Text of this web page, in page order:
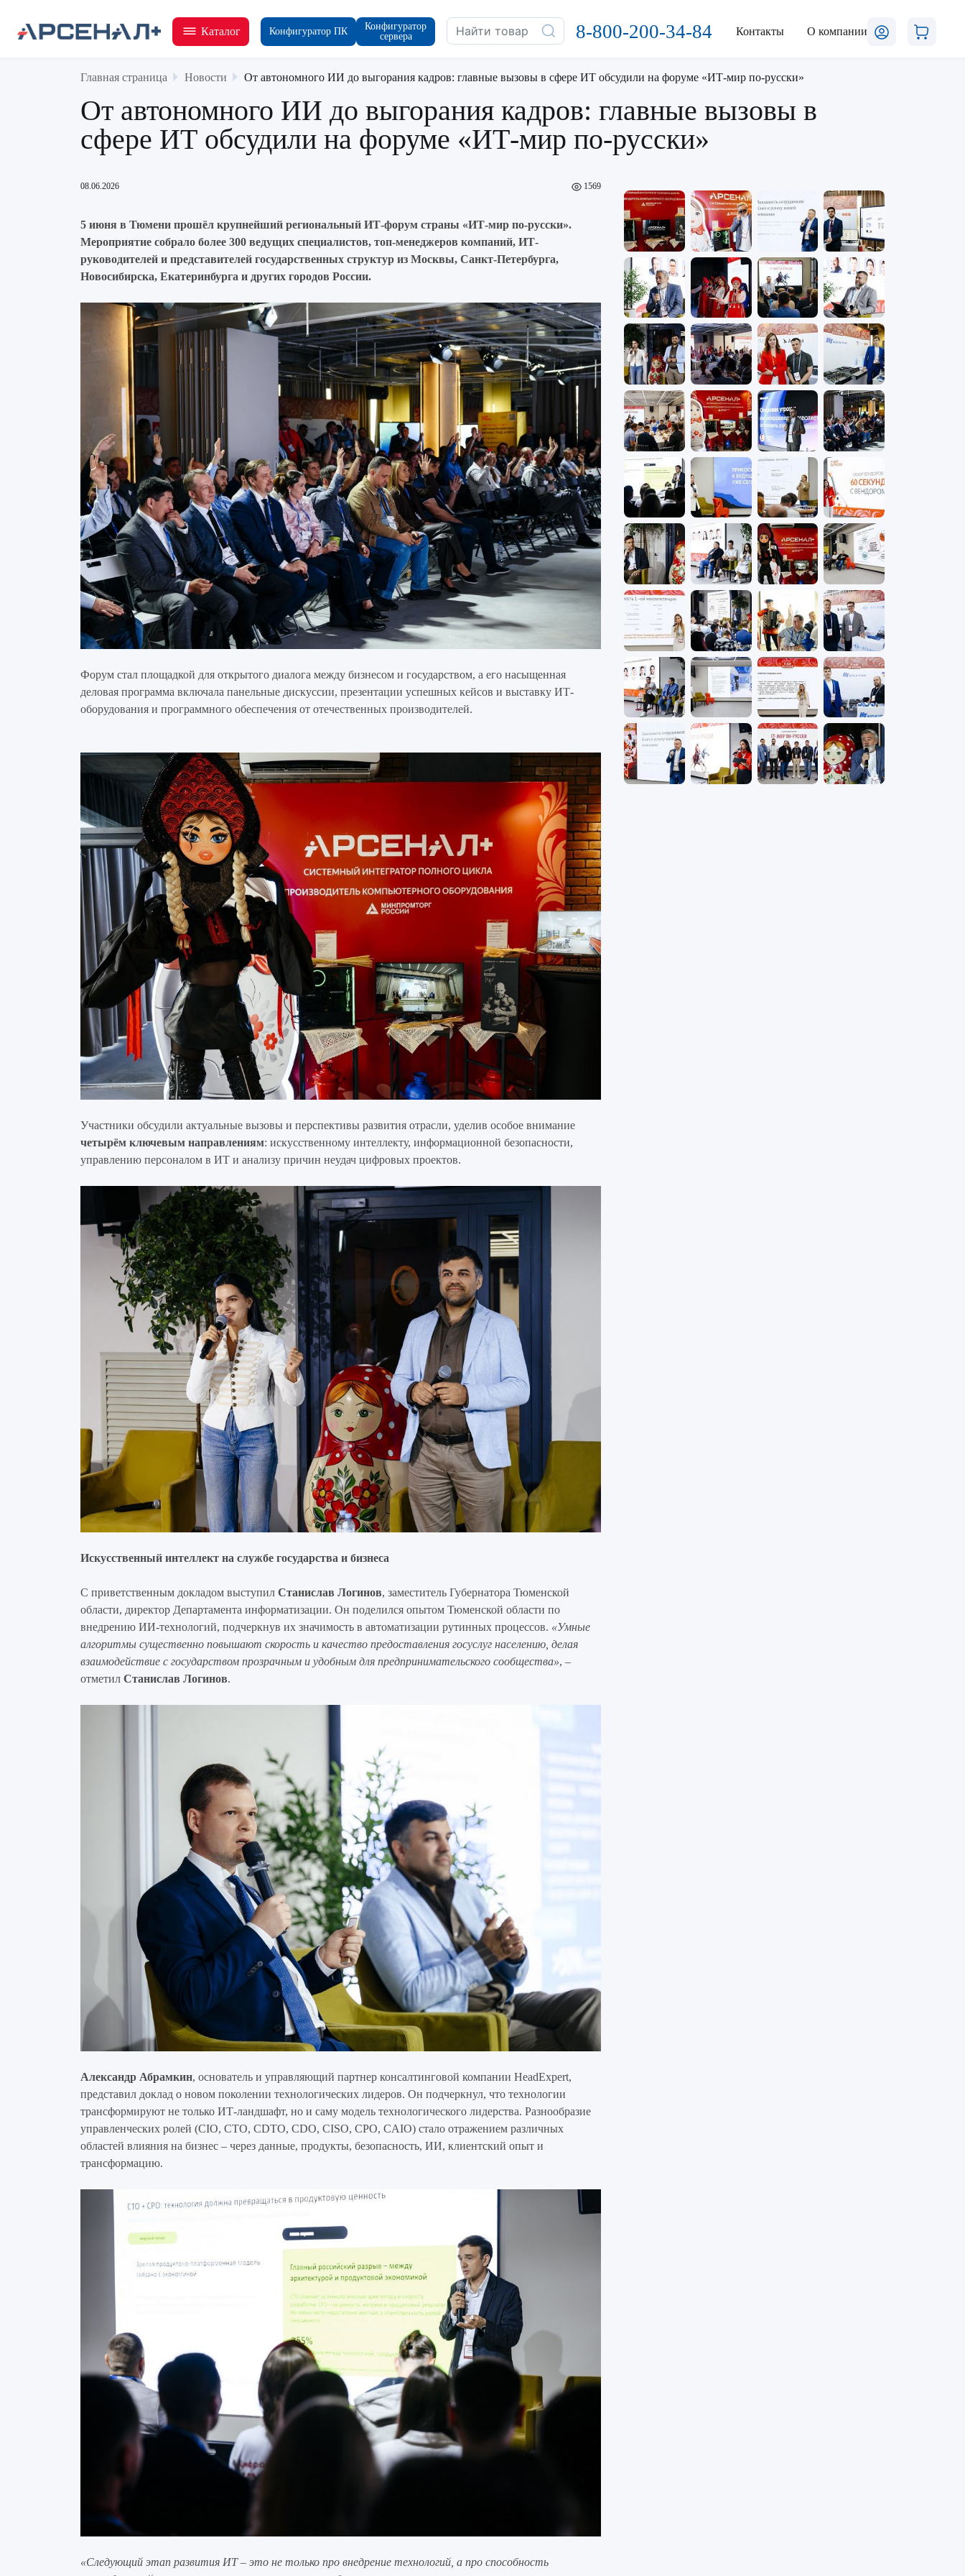
Каталог Конфигуратор ПК
Конфигуратор
сервера
8-800-200-34-84 Контакты О компании
Главная страница Новости От автономного ИИ до выгорания кадров: главные вызовы в сфере ИТ обсудили на форуме «ИТ-мир по-русски»
От автономного ИИ до выгорания кадров: главные вызовы в
сфере ИТ обсудили на форуме «ИТ-мир по-русски»
08.06.2026 1569
5 июня в Тюмени прошёл крупнейший региональный ИТ-форум страны «ИТ-мир по-русски».
Мероприятие собрало более 300 ведущих специалистов, топ-менеджеров компаний, ИТ-
руководителей и представителей государственных структур из Москвы, Санкт-Петербурга,
Новосибирска, Екатеринбурга и других городов России.
Форум стал площадкой для открытого диалога между бизнесом и государством, а его насыщенная
деловая программа включала панельные дискуссии, презентации успешных кейсов и выставку ИТ-
оборудования и программного обеспечения от отечественных производителей.
Участники обсудили актуальные вызовы и перспективы развития отрасли, уделив особое внимание
четырём ключевым направлениям: искусственному интеллекту, информационной безопасности,
управлению персоналом в ИТ и анализу причин неудач цифровых проектов.
Искусственный интеллект на службе государства и бизнеса
С приветственным докладом выступил Станислав Логинов, заместитель Губернатора Тюменской
области, директор Департамента информатизации. Он поделился опытом Тюменской области по
внедрению ИИ-технологий, подчеркнув их значимость в автоматизации рутинных процессов. «Умные
алгоритмы существенно повышают скорость и качество предоставления госуслуг населению, делая
взаимодействие с государством прозрачным и удобным для предпринимательского сообщества», –
отметил Станислав Логинов.
Александр Абрамкин, основатель и управляющий партнер консалтинговой компании HeadExpert,
представил доклад о новом поколении технологических лидеров. Он подчеркнул, что технологии
трансформируют не только ИТ-ландшафт, но и саму модель технологического лидерства. Разнообразие
управленческих ролей (CIO, CTO, CDTO, CDO, CISO, CPO, CAIO) стало отражением различных
областей влияния на бизнес – через данные, продукты, безопасность, ИИ, клиентский опыт и
трансформацию.
«Следующий этап развития ИТ – это не только про внедрение технологий, а про способность